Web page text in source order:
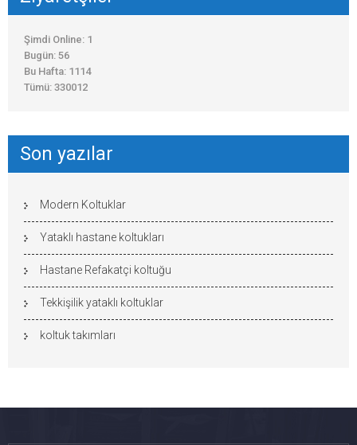
Şimdi Online: 1
Bugün: 56
Bu Hafta: 1114
Tümü: 330012
Son yazılar
Modern Koltuklar
Yataklı hastane koltukları
Hastane Refakatçi koltuğu
Tekkişilik yataklı koltuklar
koltuk takımları